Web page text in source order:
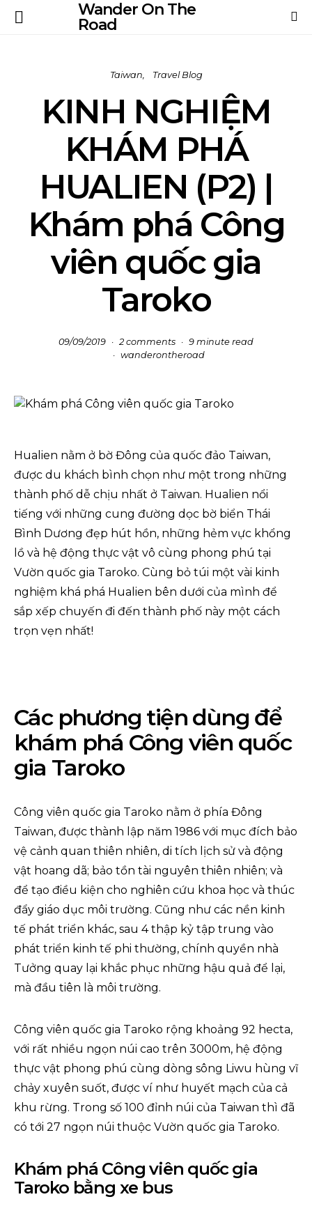
Wander On The
Road
Taiwan Travel Blog
KINH NGHIỆM
KHÁM PHÁ
HUALIEN (P2) |
Khám phá Công
viên quốc gia
Taroko
09/09/2019 2 comments
9 minute read
wanderontheroad
Hualien nằm ở bờ Đông của quốc đảo Taiwan,
được du khách bình chọn như một trong những
thành phố dễ chịu nhất ở Taiwan. Hualien nổi
tiếng với những cung đường dọc bờ biển Thái
Bình Dương đẹp hút hồn, những hẻm vực khổng
lồ và hệ động thực vật vô cùng phong phú tại
Vườn quốc gia Taroko. Cùng bỏ túi một vài kinh
nghiệm khá phá Hualien bên dưới của mình để
sắp xếp chuyến đi đến thành phố này một cách
trọn vẹn nhất!
Các phương tiện dùng để
khám phá Công viên quốc
gia Taroko
Công viên quốc gia Taroko nằm ở phía Đông
Taiwan, được thành lập năm 1986 với mục đích bảo
vệ cảnh quan thiên nhiên, di tích lịch sử và động
vật hoang dã; bảo tồn tài nguyên thiên nhiên; và
để tạo điều kiện cho nghiên cứu khoa học và thúc
đẩy giáo dục môi trường. Cũng như các nền kinh
tế phát triển khác, sau 4 thập kỷ tập trung vào
phát triển kinh tế phi thường, chính quyền nhà
Tưởng quay lại khắc phục những hậu quả để lại,
mà đầu tiên là môi trường.
Công viên quốc gia Taroko rộng khoảng 92 hecta,
với rất nhiều ngọn núi cao trên 3000m, hệ động
thực vật phong phú cùng dòng sông Liwu hùng vĩ
chảy xuyên suốt, được ví như huyết mạch của cả
khu rừng. Trong số 100 đỉnh núi của Taiwan thì đã
có tới 27 ngọn núi thuộc Vườn quốc gia Taroko.
Khám phá Công viên quốc gia
Taroko bằng xe bus